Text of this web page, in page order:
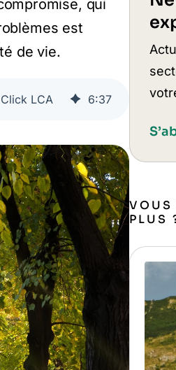
qui
est
de vie.
LCA 6:37
VOUS
PLUS